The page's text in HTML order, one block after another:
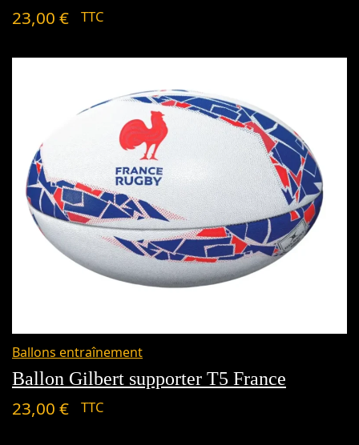
23,00 € TTC
Ballons entraînement
Ballon Gilbert supporter T5 France
23,00 € TTC